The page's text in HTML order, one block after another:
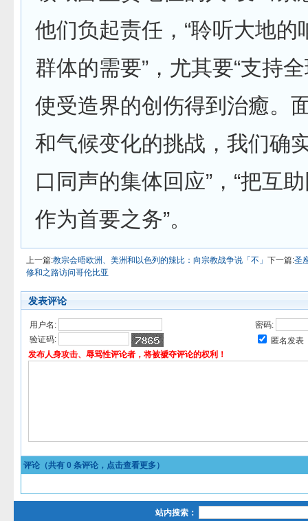
他们负起责任，“聆听大地的
群体的需要”，尤其要“支持
使受造界的创伤得到治癒。
和气候变化的挑战，我们确
口同声的集体回应”，“把互
作为首要之务”。
上一篇:教宗会晤欧洲、美洲和以色列的辣比：向宗教战争说「不」 下一篇:圣
修和之路访问哥伦比亚
发表评论
用户名:
密码:
验证码:
匿名发表
发布人身攻击、辱骂性评论者，将被褫夺评论的权利！
评论（共有 0 条评论，点击查看更多）
站内搜索：